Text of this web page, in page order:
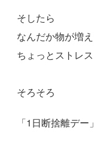
そしたら
なんだか物が増
ちょっとストレス
そろそろ
「1日断捨離デー